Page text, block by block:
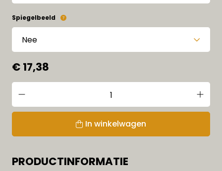
Spiegelbeeld
€ 17,38
In winkelwagen
PRODUCTINFORMATIE